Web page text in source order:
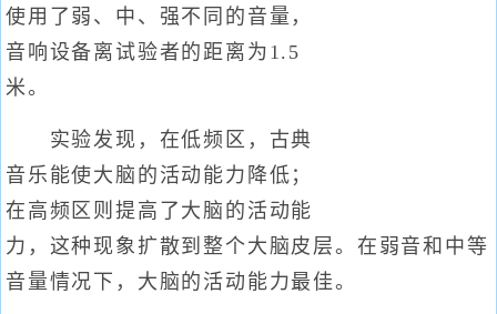
使用了弱、中、强不同的音量，
音响设备离试验者的距离为1.5
米。
实验发现，在低频区，古典
音乐能使大脑的活动能力降低；
在高频区则提高了大脑的活动能
力，这种现象扩散到整个大脑皮层。在弱音和中等
音量情况下，大脑的活动能力最佳。